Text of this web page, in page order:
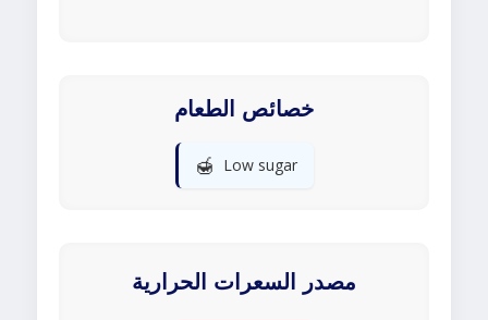
خصائص الطعام
🍯 Low sugar
مصدر السعرات الحرارية